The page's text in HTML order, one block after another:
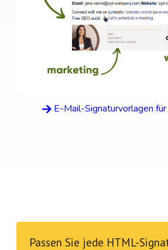
E-Mail-Signaturvorlagen
Passen Sie jede HTML-